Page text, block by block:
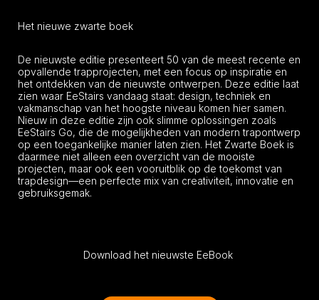
Het nieuwe zwarte boek
De nieuwste editie presenteert 50 van de meest recente en
opvallende trapprojecten, met een focus op inspiratie en
het ontdekken van de nieuwste ontwerpen. Deze editie laat
zien waar EeStairs vandaag staat: design, techniek en
vakmanschap van het hoogste niveau komen hier samen.
Nieuw in deze editie zijn ook slimme oplossingen zoals
EeStairs Go, die de mogelijkheden van modern trapontwerp
op een toegankelijke manier laten zien. Het Zwarte Boek is
daarmee niet alleen een overzicht van de mooiste
projecten, maar ook een vooruitblik op de toekomst van
trapdesign—een perfecte mix van creativiteit, innovatie en
gebruiksgemak.
Download het nieuwste EeBook